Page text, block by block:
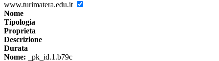
www.turimatera.edu.it
Nome
Tipologia
Proprieta
Descrizione
Durata
Nome: _pk_id.1.b79c